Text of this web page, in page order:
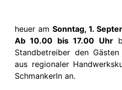
heuer am Sonntag, 1.
Ab 10.00 bis 17.00 Uhr
Standbetreiber den
aus regionaler
Schmankerln an.